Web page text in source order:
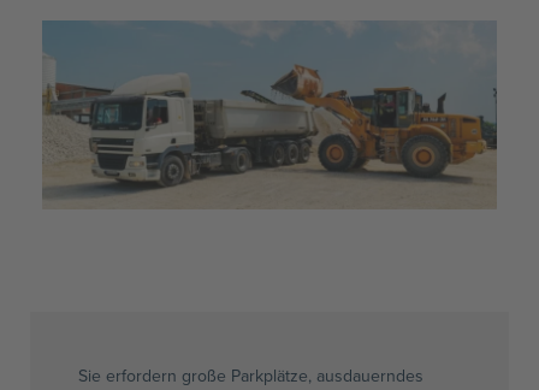
Sie erfordern große Parkplätze, ausdauerndes